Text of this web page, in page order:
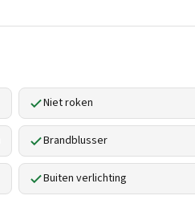
Niet roken
Brandblusser
Buiten verlichting